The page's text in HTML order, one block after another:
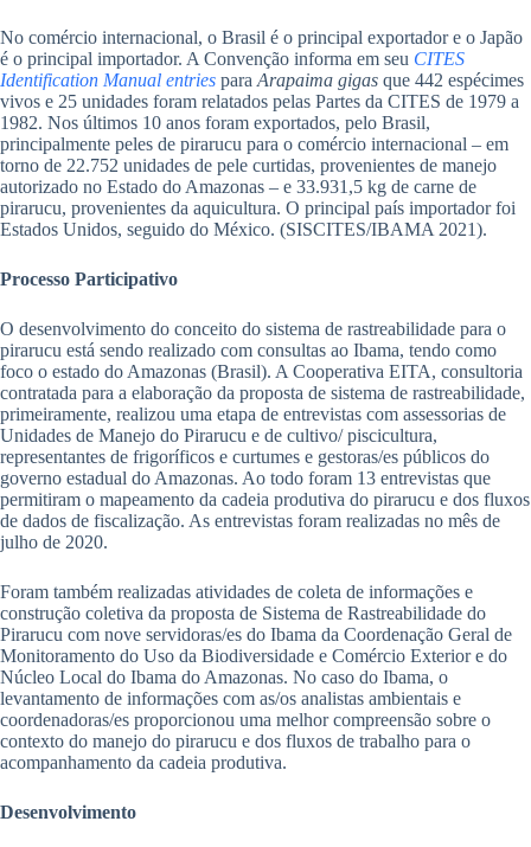
No comércio internacional, o Brasil é o principal exportador e o Japão
é o principal importador. A Convenção informa em seu CITES
Identification Manual entries para Arapaima gigas que 442 espécimes
vivos e 25 unidades foram relatados pelas Partes da CITES de 1979 a
1982. Nos últimos 10 anos foram exportados, pelo Brasil,
principalmente peles de pirarucu para o comércio internacional – em
torno de 22.752 unidades de pele curtidas, provenientes de manejo
autorizado no Estado do Amazonas – e 33.931,5 kg de carne de
pirarucu, provenientes da aquicultura. O principal país importador foi
Estados Unidos, seguido do México. (SISCITES/IBAMA 2021).
Processo Participativo
O desenvolvimento do conceito do sistema de rastreabilidade para o
pirarucu está sendo realizado com consultas ao Ibama, tendo como
foco o estado do Amazonas (Brasil). A Cooperativa EITA, consultoria
contratada para a elaboração da proposta de sistema de rastreabilidade,
primeiramente, realizou uma etapa de entrevistas com assessorias de
Unidades de Manejo do Pirarucu e de cultivo/ piscicultura,
representantes de frigoríficos e curtumes e gestoras/es públicos do
governo estadual do Amazonas. Ao todo foram 13 entrevistas que
permitiram o mapeamento da cadeia produtiva do pirarucu e dos fluxos
de dados de fiscalização. As entrevistas foram realizadas no mês de
julho de 2020.
Foram também realizadas atividades de coleta de informações e
construção coletiva da proposta de Sistema de Rastreabilidade do
Pirarucu com nove servidoras/es do Ibama da Coordenação Geral de
Monitoramento do Uso da Biodiversidade e Comércio Exterior e do
Núcleo Local do Ibama do Amazonas. No caso do Ibama, o
levantamento de informações com as/os analistas ambientais e
coordenadoras/es proporcionou uma melhor compreensão sobre o
contexto do manejo do pirarucu e dos fluxos de trabalho para o
acompanhamento da cadeia produtiva.
Desenvolvimento